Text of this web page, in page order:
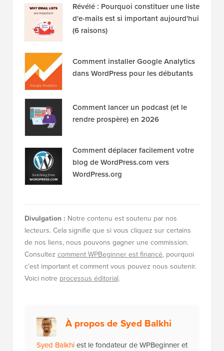
Révélé : Pourquoi constituer une liste
d'e-mails est si important aujourd'hui
(6 raisons)
Comment installer Google Analytics
dans WordPress pour les débutants
Comment lancer un podcast (et le
rendre prospère) en 2026
Comment déplacer facilement votre
blog de WordPress.com vers
WordPress.org
Divulgation : Notre contenu est soutenu par nos
lecteurs. Cela signifie que si vous cliquez sur certains
de nos liens, nous pouvons gagner une commission.
Consultez comment WPBeginner est financé, pourquoi
c'est important et comment vous pouvez nous soutenir.
Voici notre processus éditorial.
À propos de Syed Balkhi
Syed Balkhiest le fondateur de WPBeginner et